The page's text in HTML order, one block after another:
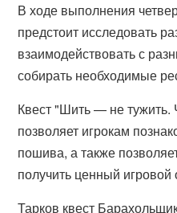
В ходе выполнения
предстоит исследовать
взаимодействовать с
собирать необходимые
Квест "Шить — не тужить.
позволяет игрокам
пошива, а также
получить ценный игровой
Тарков квест